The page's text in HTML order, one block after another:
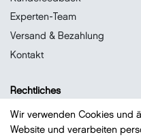
Experten-Team
Versand & Bezahlung
Kontakt
Rechtliches
Datenschutz
Impressum
Wir verwenden Cookies und
Website und verarbeiten